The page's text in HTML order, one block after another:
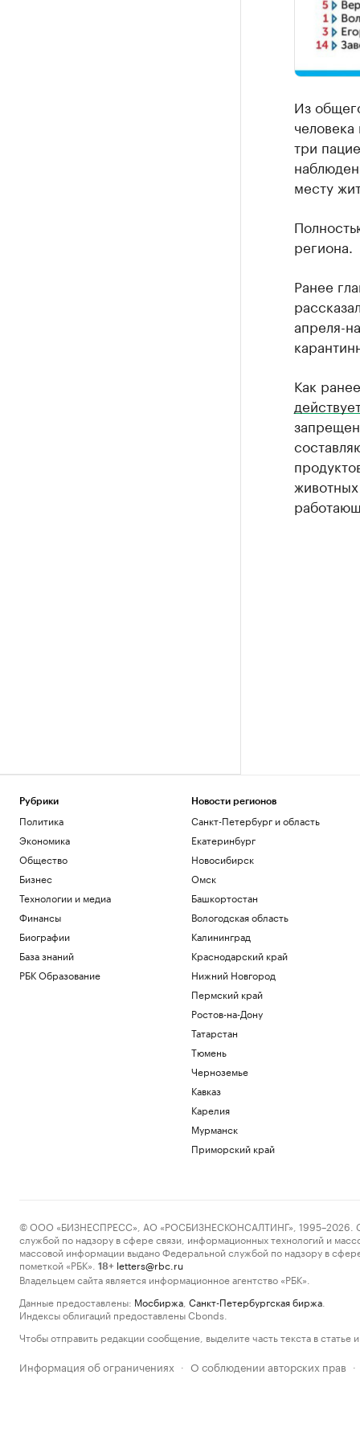
Из
три
месту
региона.
Ранее
апреля-
Как
Рубрики
Политика
Экономика
Общество
Бизнес
Технологии и медиа
Финансы
Биографии
База знаний
РБК Образование
Новости регионов
Санкт-Петербург и область
Екатеринбург
Новосибирск
Омск
Башкортостан
Вологодская область
Калининград
Краснодарский край
Нижний Новгород
Пермский край
Ростов-на-Дону
Татарстан
Тюмень
Черноземье
Кавказ
Карелия
Мурманск
Приморский край
© ООО «БИЗНЕСПРЕСС», АО «РОСБИЗНЕСКОНСАЛТИНГ», 1995–2026.
службой по надзору в сфере связи, информационных технологий и
массовой информации выдано Федеральной службой по надзору в
пометкой «РБК».
18+ letters@rbc.ru
Владельцем сайта является информационное агентство «РБК».
Данные предоставлены: Мосбиржа Санкт-Петербургская биржа
Индексы облигаций предоставлены Cbonds.
Чтобы отправить редакции сообщение, выделите часть текста в статье
Информация об ограничениях · О соблюдении авторских прав ·